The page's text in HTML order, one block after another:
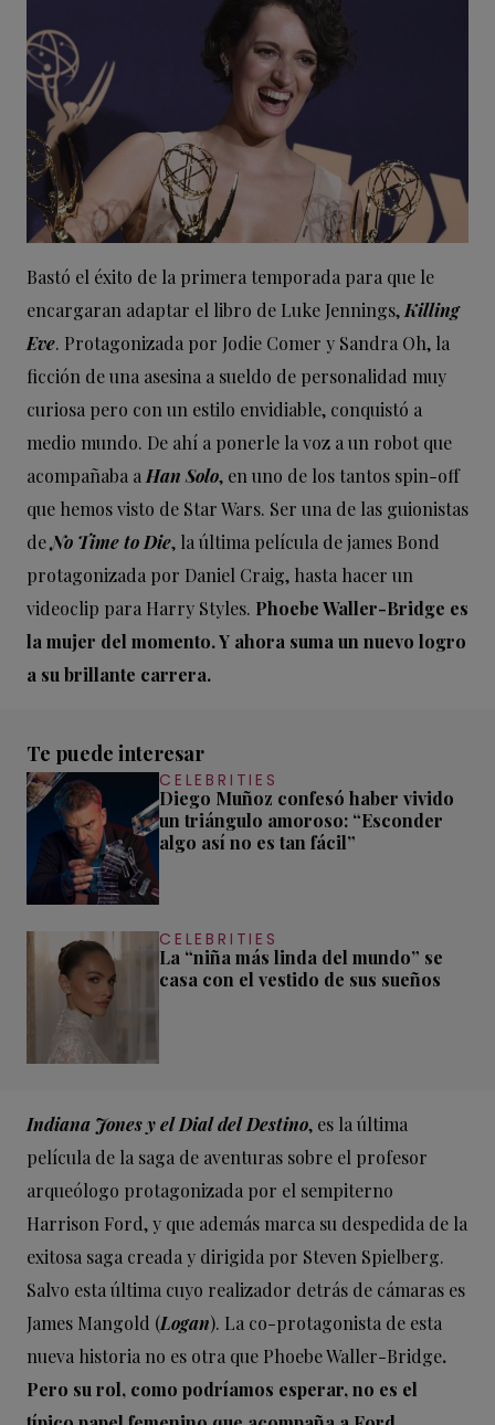
Bastó el éxito de la primera temporada para que le
encargaran adaptar el libro de Luke Jennings, Killing
Eve. Protagonizada por Jodie Comer y Sandra Oh, la
ficción de una asesina a sueldo de personalidad muy
curiosa pero con un estilo envidiable, conquistó a
medio mundo. De ahí a ponerle la voz a un robot que
acompañaba a Han Solo, en uno de los tantos spin-off
que hemos visto de Star Wars. Ser una de las guionistas
deNo Time to Die, la última película de james Bond
protagonizada por Daniel Craig, hasta hacer un
videoclip para Harry Styles. Phoebe Waller-Bridge es
la mujer del momento. Y ahora suma un nuevo logro
a su brillante carrera.
Te puede interesar
CELEBRITIES
Diego Muñoz confesó haber vivido
un triángulo amoroso: “Esconder
algo así no es tan fácil”
CELEBRITIES
La “niña más linda del mundo” se
casa con el vestido de sus sueños
Indiana Jones y el Dial del Destino, es la última
película de la saga de aventuras sobre el profesor
arqueólogo protagonizada por el sempiterno
Harrison Ford, y que además marca su despedida de la
exitosa saga creada y dirigida por Steven Spielberg.
Salvo esta última cuyo realizador detrás de cámaras es
James Mangold (Logan). La co-protagonista de esta
nueva historia no es otra que Phoebe Waller-Bridge.
Pero su rol, como podríamos esperar, no es el